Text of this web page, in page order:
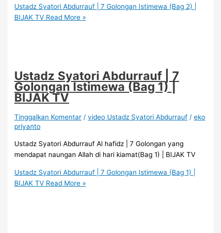
Ustadz Syatori Abdurrauf | 7 Golongan Istimewa (Bag 2) |
BIJAK TV Read More »
Ustadz Syatori Abdurrauf | 7
Golongan Istimewa (Bag 1) |
BIJAK TV
Tinggalkan Komentar /video Ustadz Syatori Abdurrauf /eko
priyanto
Ustadz Syatori Abdurrauf Al hafidz | 7 Golongan yang
mendapat naungan Allah di hari kiamat(Bag 1) | BIJAK TV
Ustadz Syatori Abdurrauf | 7 Golongan Istimewa (Bag 1) |
BIJAK TV Read More »